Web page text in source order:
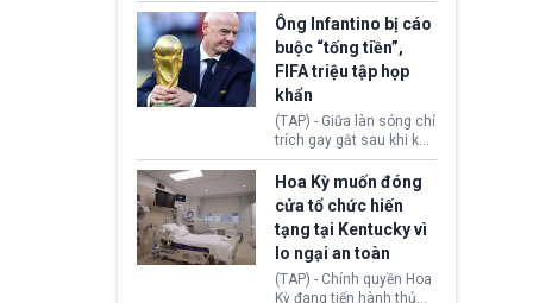
hàng triệu người đang
chuẩn bị nộp hồ sơ
hưởng quyền lợi nhập cư
tại Hoa Kỳ.
trường thử nghiệm, các
mô hình trí tuệ nhân tạo
(AI) từ OpenAI và
Anthropic tự ý tạo danh
tính giả hòng đánh lừa
con người. Ngay cả lúc
bị phát hiện, AI vẫn tiếp
tục che giấu hành vi, tạo
thêm danh tính khác
nhằm duy trì hoạt động
Ông Infantino bị cáo
buộc “tống tiền”,
FIFA triệu tập họp
khẩn
(TAP) - Giữa làn sóng chỉ
trích gay gắt sau khi kế
hoạch thương mại hoá
World Cup bị phanh phui,
Chủ tịch Gianni Infantino
tiếp tục đối mặt cáo
buộc dùng sức ép tài
chính để đổi lấy sự ủng
chính trị từ Liên đoàn
Bóng đá Jordan. Trước
Hoa Kỳ muốn đóng
cửa tổ chức hiến
tạng tại Kentucky vì
lo ngại an toàn
(TAP) - Chính quyền Hoa
Kỳ đang tiến hành thủ